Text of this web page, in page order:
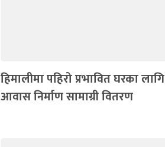
हिमालीमा पहिरो प्रभावित घरका लागि
आवास निर्माण सामाग्री वितरण